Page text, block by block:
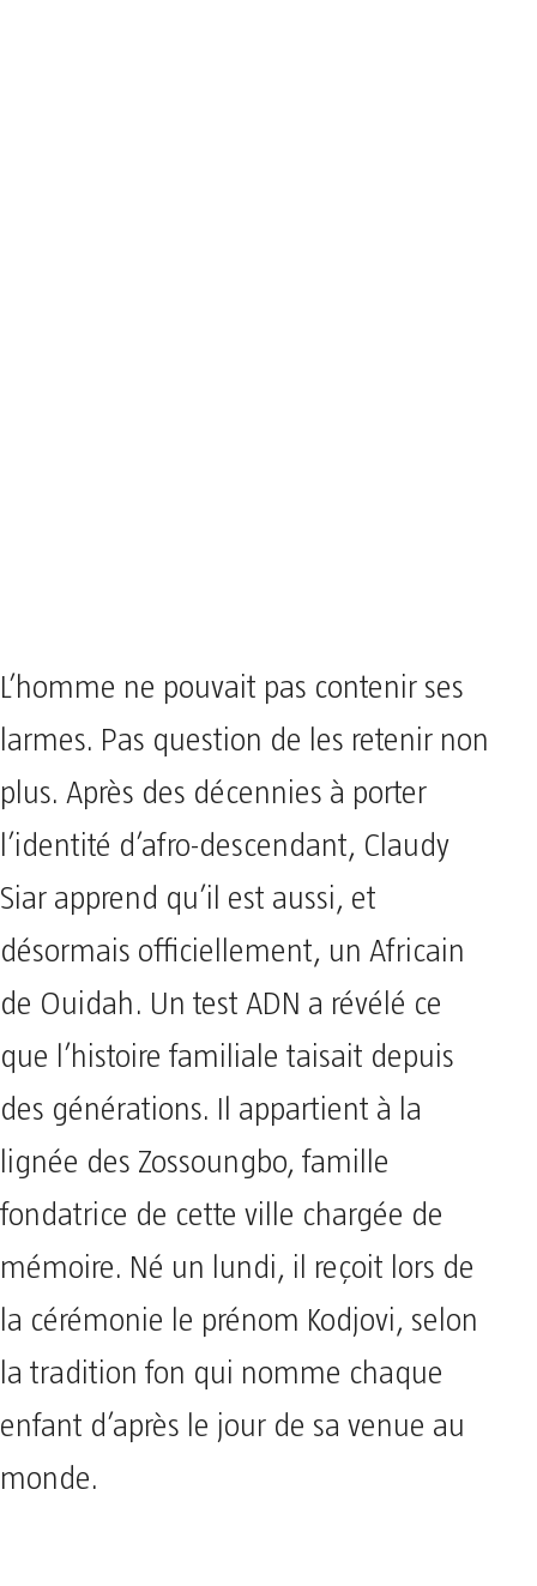
L’homme ne pouvait pas contenir ses
larmes. Pas question de les retenir non
plus. Après des décennies à porter
l’identité d’afro-descendant, Claudy
Siar apprend qu’il est aussi, et
désormais officiellement, un Africain
de Ouidah. Un test ADN a révélé ce
que l’histoire familiale taisait depuis
des générations. Il appartient à la
lignée des Zossoungbo, famille
fondatrice de cette ville chargée de
mémoire. Né un lundi, il reçoit lors de
la cérémonie le prénom Kodjovi, selon
la tradition fon qui nomme chaque
enfant d’après le jour de sa venue au
monde.